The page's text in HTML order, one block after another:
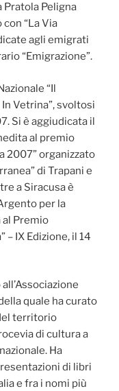
Pratola Peligna
con “La Via
agli emigrati
“Emigrazione”.
“Il
Vetrina”, svoltosi
Si è aggiudicata il
al premio
2007” organizzato
di Trapani e
a Siracusa è
per la
al Premio
– IX Edizione, il 14
quale ha curato
territorio
di cultura a
Ha
di libri
e fra i nomi più